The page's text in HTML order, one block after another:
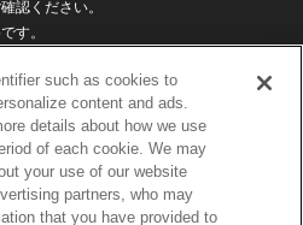
認ください。
す。
Do Not Sell or Share My
Personal Information
ソーシャルメディアポリシー
such as cookies to
content and ads.
details about how we use
of each cookie. We may
your use of our website
partners, who may
that you have provided to